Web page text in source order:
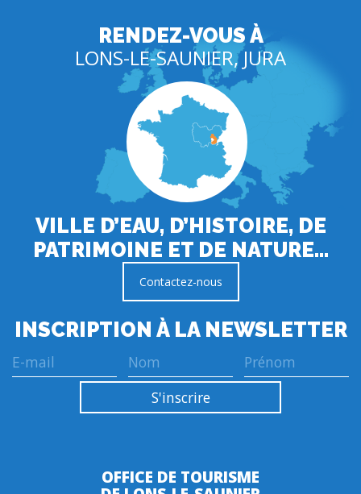
RENDEZ-VOUS À
LONS-LE-SAUNIER, JURA
VILLE D’EAU, D’HISTOIRE, DE
PATRIMOINE ET DE NATURE…
Contactez-nous
INSCRIPTION À LA NEWSLETTER
OFFICE DE TOURISME